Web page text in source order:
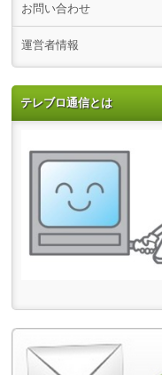
お問い合わせ
運営者情報
テレブロ通信とは